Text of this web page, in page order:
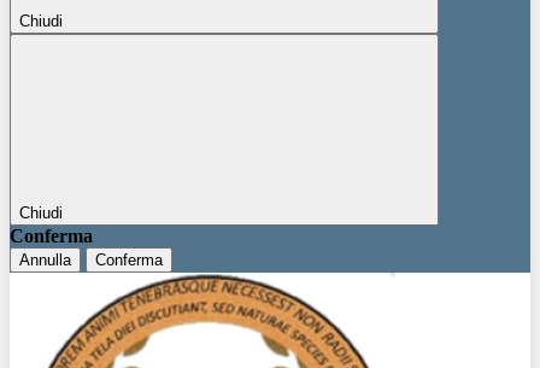
Chiudi
Chiudi
Conferma
Annulla Conferma